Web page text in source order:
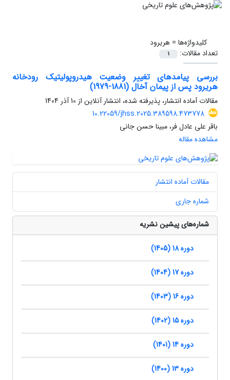
کلیدواژه‌ها =هریرود
تعداد مقالات:
1
بررسی پیامدهای تغییر وضعیت هیدروپولیتیک رودخانه
هریرود پس از پیمان آخال (1881-1979)
مقالات آماده انتشار، پذیرفته شده، انتشار آنلاین از 10 آذر 1404
10.22059/jhss.2025.389598.473778
باقر علی عادل فر، مبینا حسن جانی
مشاهده مقاله
مقالات آماده انتشار
شماره جاری
شماره‌های پیشین نشریه
دوره 18 (1405)
دوره 17 (1404)
دوره 16 (1403)
دوره 15 (1402)
دوره 14 (1401)
دوره 13 (1400)